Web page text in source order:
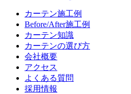
カーテン施工例
Before/After施工例
カーテン知識
カーテンの選び方
会社概要
アクセス
よくある質問
採用情報